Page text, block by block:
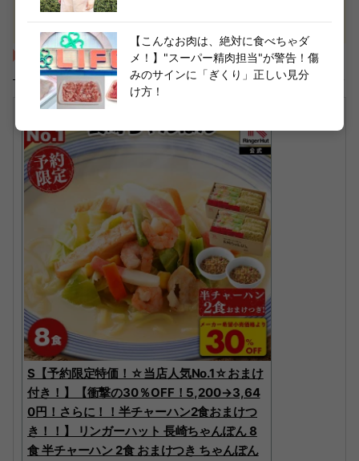
偉人の無茶ぶりで誕生！？"肉じゃが”を最初に作ったのは？
【不正解者続出！】「給食のおばさんとか？」→全然違った…
S【予約限定特価！☆当店人気No.1☆おまけ
付き！】【衝撃の30％OFF！5,200→3,64
0円！さらに！！半チャーハン2食おまけつ
き！！】 リンガーハット 長崎ちゃんぽん 8
食 半チャーハン 2食 おまけつき ちゃんぽん
【こんなお肉は、絶対に食べちゃダ
メ！】"スーパー精肉担当"が警告！傷
みのサインに「ぎくり」正しい見分
け方！